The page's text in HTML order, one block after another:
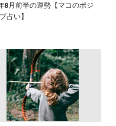
8月前半の運勢【マコのポジ
占い】